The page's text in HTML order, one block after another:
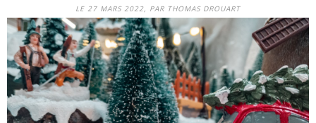
LE 27 MARS 2022, PAR THOMAS DROUART